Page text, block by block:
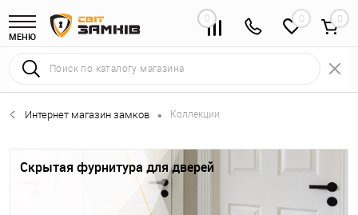
МЕНЮ
0 0
Интернет магазин замков • Коллекции
Скрытая фурнитура для дверей